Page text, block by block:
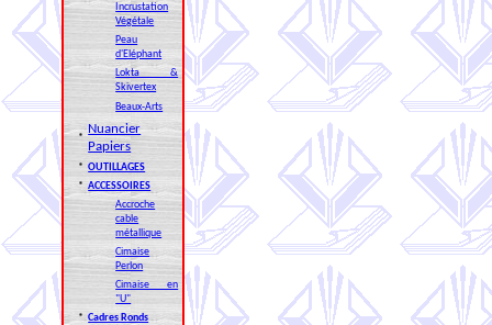
Incrustation
Végétale
Peau
d'Eléphant
Lokta &
Skivertex
Beaux-Arts
*
Nuancier
Papiers
* OUTILLAGES
* ACCESSOIRES
Accroche
cable
métallique
Cimaise
Perlon
Cimaise en
"U"
* Cadres Ronds